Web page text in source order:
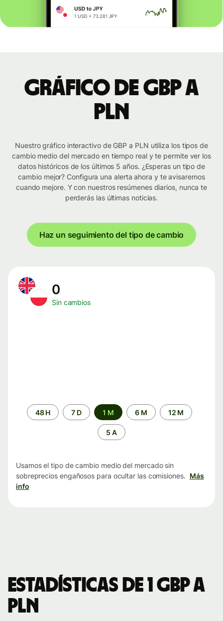
Gráfico de GBP a
PLN
Nuestro gráfico interactivo de GBP a PLN utiliza los tipos de
cambio medio del mercado en tiempo real y te permite ver los
datos históricos de los últimos 5 años. ¿Esperas un tipo de
cambio mejor? Configura una alerta ahora y te avisaremos
cuando mejore. Y con nuestros resúmenes diarios, nunca te
perderás las últimas noticias.
Haz un seguimiento del tipo de cambio
0
Sin cambios
Periodo48 H 7 D 1 M 6 M 12 M
5 A
Usamos el tipo de cambio medio del mercado sin
sobreprecios engañosos para ocultar las comisiones. Más
info
Estadísticas de 1 GBP a
PLN